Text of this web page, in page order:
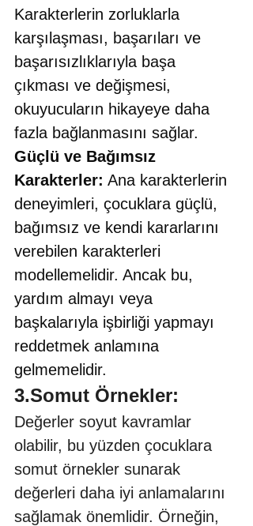
Karakterlerin zorluklarla
karşılaşması, başarıları ve
başarısızlıklarıyla başa
çıkması ve değişmesi,
okuyucuların hikayeye daha
fazla bağlanmasını sağlar.
Güçlü ve Bağımsız
Karakterler: Ana karakterlerin
deneyimleri, çocuklara güçlü,
bağımsız ve kendi kararlarını
verebilen karakterleri
modellemelidir. Ancak bu,
yardım almayı veya
başkalarıyla işbirliği yapmayı
reddetmek anlamına
gelmemelidir.
3.Somut Örnekler:
Değerler soyut kavramlar
olabilir, bu yüzden çocuklara
somut örnekler sunarak
değerleri daha iyi anlamalarını
sağlamak önemlidir. Örneğin,